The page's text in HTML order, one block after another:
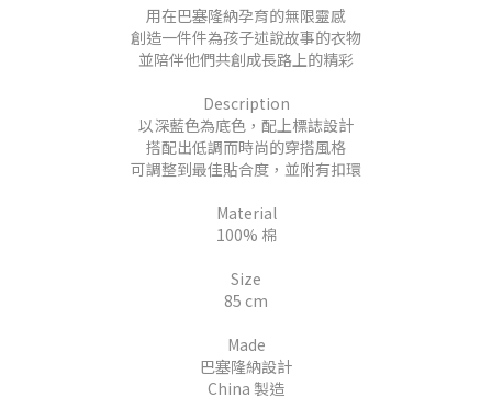
用在巴塞隆納孕育的無限靈感
創造一件件為孩子述說故事的衣物
並陪伴他們共創成長路上的精彩
Description
以深藍色為底色，配上標誌設計
搭配出低調而時尚的穿搭風格
可調整到最佳貼合度，並附有扣環
Material
100% 棉
Size
85 cm
Made
巴塞隆納設計
China 製造